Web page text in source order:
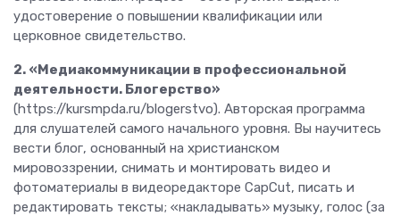
удостоверение о повышении квалификации или
церковное свидетельство.
2. «Медиакоммуникации в профессиональной
деятельности. Блогерство»
(https://kursmpda.ru/blogerstvo). Авторская программа
для слушателей самого начального уровня. Вы научитесь
вести блог, основанный на христианском
мировоззрении, снимать и монтировать видео и
фотоматериалы в видеоредакторе CapCut, писать и
редактировать тексты; «накладывать» музыку, голос (за